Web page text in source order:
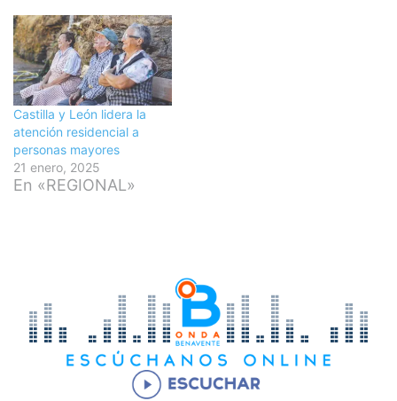
Castilla y León lidera la
atención residencial a
personas mayores
21 enero, 2025
En «REGIONAL»